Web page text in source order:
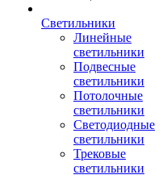
Светильники
Линейные
светильники
Подвесные
светильники
Потолочные
светильники
Светодиодные
светильники
Трековые
светильники